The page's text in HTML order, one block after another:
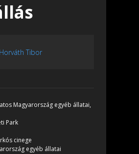
Horváth Tibor
Magyarország egyéb állatai,
Park
cinege
egyéb állatai